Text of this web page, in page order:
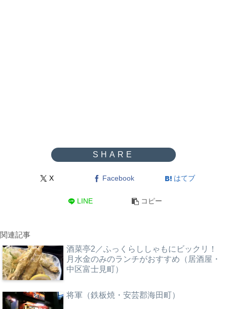
X Facebook はてブ
LINE コピー
関連記事
酒菜亭2／ふっくらししゃもにビックリ！
月水金のみのランチがおすすめ（居酒屋・
中区富士見町）
将軍（鉄板焼・安芸郡海田町）